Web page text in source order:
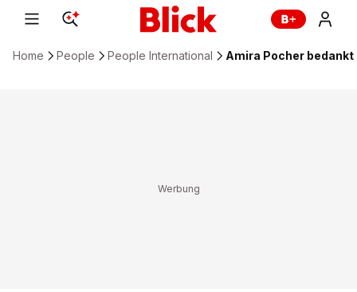
Home People People International Amira Pocher